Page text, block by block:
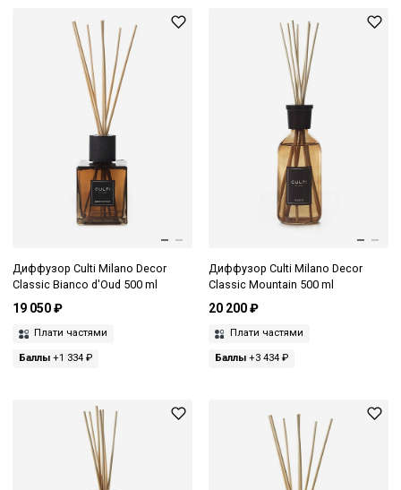
Диффузор Culti Milano Decor
Classic Bianco d'Oud 500 ml
19 050 ₽
Плати частями
Баллы +1 334 ₽
Диффузор Culti Milano Decor
Classic Mountain 500 ml
20 200 ₽
Плати частями
Баллы+3 434 ₽